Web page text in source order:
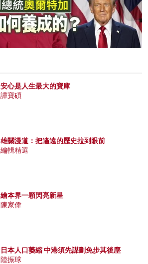
安心是人生最大的寶庫
譚寶碩
雄關漫道：把遙遠的歷史拉到眼前
編輯精選
繪本界一顆閃亮新星
陳家偉
日本人口萎縮 中港須先謀劃免步其後塵
陸振球